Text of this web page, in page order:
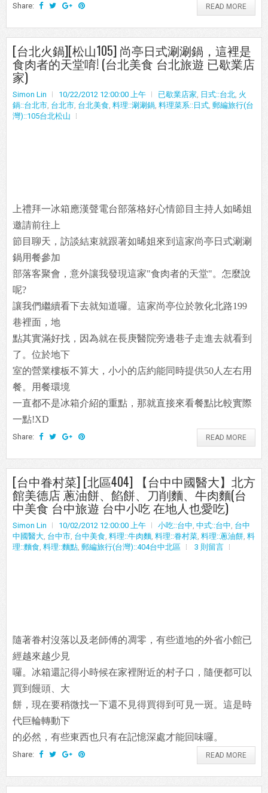
Share: READ MORE
[台北火鍋][松山105] 尚亭日式涮涮鍋，這裡是
食肉者的天堂唷! (台北美食 台北旅遊 已歇業店
家)
Simon Lin 10/22/2012 12:00:00 上午 已歇業店家 日式::台北 火
鍋::台北市 台北市 台北美食 料理::涮涮鍋 料理菜系::日式 郵編旅行(台
灣)::105台北松山
上禮拜一冰箱應漢聲電台部落格好心情節目主持人如晞姐
邀請前往上
節目聊天，訪談結束就跟著如晞姐來到這家尚亭日式涮涮
鍋用餐參加
部落客聚會，意外讓我發現這家"食肉者的天堂"。怎麼說
呢?
讓我們繼續看下去就知道囉。這家尚亭位於敦化北路199
巷裡面，地
點其實滿好找，因為就在長庚醫院旁邊巷子走進去就看到
了。位於地下
室的營業樓板不算大，小小的店約能同時提供50人左右用
餐。用餐環境
一直都不是冰箱介紹的重點，那就直接來看餐點比較實際
一點!XD
Share: READ MORE
[台中眷村菜] [北區404] 【台中中國醫大】北方
館美德店 蔥油餅、餡餅、刀削麵、牛肉麵(台
中美食 台中旅遊 台中小吃 在地人也愛吃)
Simon Lin 10/02/2012 12:00:00 上午 小吃::台中 中式::台中 台中
中國醫大 台中市 台中美食 料理::牛肉麵 料理::眷村菜 料理::蔥油餅 料
理::麵食 料理::麵點 郵編旅行(台灣)::404台中北區 3 則留言
隨著眷村沒落以及老師傅的凋零，有些道地的外省小館已
經越來越少見
囉。冰箱還記得小時候在家裡附近的村子口，隨便都可以
買到饅頭、大
餅，現在要稍微找一下還不見得買得到可見一斑。這是時
代巨輪轉動下
的必然，有些東西也只有在記憶深處才能回味囉。
Share: READ MORE